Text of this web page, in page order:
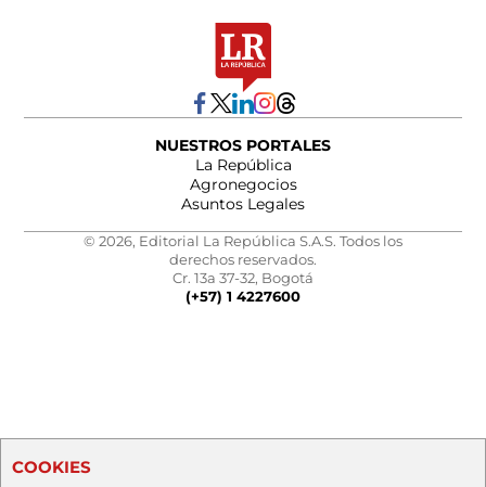
NUESTROS PORTALES
La República
Agronegocios
Asuntos Legales
© 2026, Editorial La República S.A.S. Todos los
derechos reservados.
Cr. 13a 37-32, Bogotá
(+57) 1 4227600
COOKIES